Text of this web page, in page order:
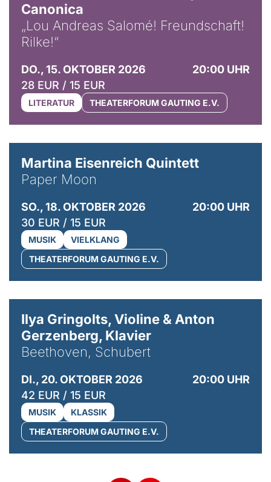
Canonica
„Lou Andreas Salomé! Freundschaft!
Rilke!“
DO., 15. OKTOBER 2026
20:00 UHR
28 EUR / 15 EUR
LITERATUR THEATERFORUM GAUTING E.V.
Martina Eisenreich Quintett
Paper Moon
SO., 18. OKTOBER 2026
20:00 UHR
30 EUR / 15 EUR
MUSIK
VIELKLANG
THEATERFORUM GAUTING E.V.
Ilya Gringolts, Violine & Anton
Gerzenberg, Klavier
Beethoven, Schubert
DI., 20. OKTOBER 2026
20:00 UHR
42 EUR / 15 EUR
MUSIK
KLASSIK
THEATERFORUM GAUTING E.V.